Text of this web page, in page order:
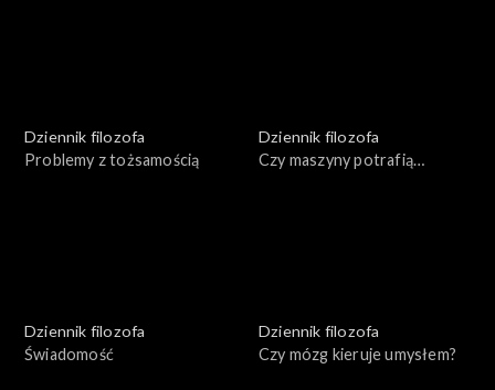
Dziennik filozofa
Problemy z tożsamością
Dziennik filozofa
Czy maszyny potrafią
Dziennik filozofa
Świadomość
Dziennik filozofa
Czy mózg kieruje umysłem?